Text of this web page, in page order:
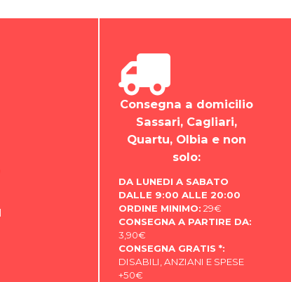
Consegna a domicilio
Sassari, Cagliari,
Quartu, Olbia e non
solo:
DA LUNEDI A SABATO
DALLE 9:00 ALLE 20:00
ORDINE MINIMO: 29€
CONSEGNA A PARTIRE DA:
3,90€
CONSEGNA GRATIS *:
DISABILI, ANZIANI E SPESE
+50€